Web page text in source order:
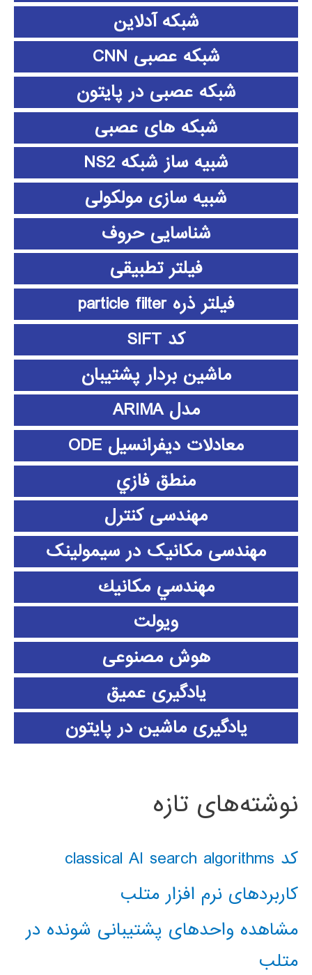
شبکه آدلاین
شبکه عصبی CNN
شبکه عصبی در پایتون
شبکه های عصبی
شبیه ساز شبکه NS2
شبیه سازی مولکولی
شناسایی حروف
فیلتر تطبیقی
فیلتر ذره particle filter
کد SIFT
ماشین بردار پشتیبان
مدل ARIMA
معادلات دیفرانسیل ODE
منطق فازي
مهندسی کنترل
مهندسی مکانیک در سیمولینک
مهندسي مكانيك
ویولت
هوش مصنوعی
یادگیری عمیق
یادگیری ماشین در پایتون
نوشته‌های تازه
کد classical AI search algorithms
کاربردهای نرم افزار متلب
مشاهده واحدهای پشتیبانی شونده در
متلب